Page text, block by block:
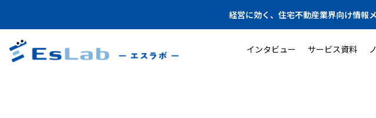
経営に効く、住宅不動産業界向け情報
インタビュー サービス資料